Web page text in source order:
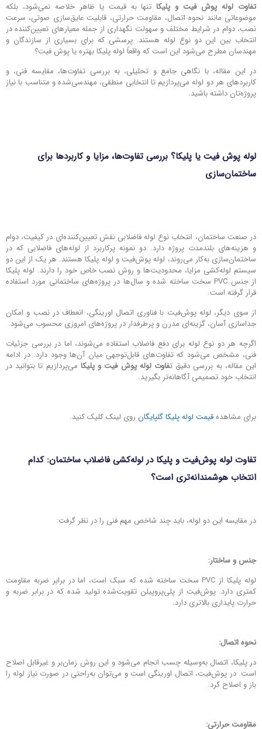
تفاوت لوله پوش فیت و پلیکاتنها به قیمت یا ظاهر خلاصه نمی‌شود، بلکه
موضوعاتی مانند نحوه اتصال، مقاومت حرارتی، قابلیت عایق‌سازی صوتی، سرعت
نصب، دوام در شرایط مختلف و سهولت نگهداری از جمله معیارهای تعیین‌کننده در
انتخاب بین این دو نوع لوله هستند. پرسشی که برای بسیاری از سازندگان و
مهندسان مطرح می‌شود این است که واقعاً لوله پلیکا بهتره یا پوش فیت؟
در این مقاله، با نگاهی جامع و تحلیلی، به بررسی تفاوت‌ها، مقایسه فنی، و
کاربردهای هر دو لوله می‌پردازیم تا انتخابی منطقی، مهندسی‌شده و متناسب با نیاز
پروژه‌تان داشته باشید.
لوله پوش فیت یا پلیکا؟ بررسی تفاوت‌ها، مزایا و کاربردها برای
ساختمان‌سازی
در صنعت ساختمان، انتخاب نوع لوله فاضلابی نقش تعیین‌کننده‌ای در کیفیت، دوام
و هزینه‌های بلندمدت پروژه دارد. دو نمونه پرکاربرد از لوله‌های فاضلابی که در
ساختمان‌سازی به‌کار می‌روند، لوله پوش‌فیت و لوله پلیکا هستند. هر یک از این دو
سیستم لوله‌کشی مزایا، محدودیت‌ها و روش نصب خاص خود را دارند. لوله پلیکا
از جنس PVC سخت ساخته شده و سال‌ها در پروژه‌های ساختمانی مورد استفاده
قرار گرفته است.
از سوی دیگر، لوله پوش‌فیت با فناوری اتصال اورینگی، انعطاف در نصب و امکان
جداسازی آسان، گزینه‌ای مدرن و پرطرفدار در پروژه‌های امروزی محسوب می‌شود.
اگرچه هر دو نوع لوله برای دفع فاضلاب استفاده می‌شوند، اما در بررسی جزئیات
فنی، مشخص می‌شود که تفاوت‌های قابل‌توجهی میان آن‌ها وجود دارد. در ادامه
این مقاله، به بررسی دقیق تفاوت لوله پوش فیت و پلیکا می‌پردازیم تا بتوانید در
انتخاب خود تصمیمی آگاهانه‌تر بگیرید.
برای مشاهدهقیمت لوله پلیکا گلپایگان روی لینک کلیک کنید.
تفاوت لوله پوش‌فیت و پلیکا در لوله‌کشی فاضلاب ساختمان: کدام
انتخاب هوشمندانه‌تری است؟
در مقایسه این دو لوله، باید چند شاخص مهم فنی را در نظر گرفت:
جنس و ساختار:
لوله پلیکا از PVC سخت ساخته شده که سبک است، اما در برابر ضربه مقاومت
کمتری دارد. پوش‌فیت از پلی‌پروپیلن تقویت‌شده تولید شده که در برابر ضربه و
حرارت پایداری بالاتری دارد.
نحوه اتصال:
در پلیکا، اتصال به‌وسیله چسب انجام می‌شود و این روش زمان‌بر و غیرقابل اصلاح
است. در پوش‌فیت، اتصال اورینگی است و می‌توان به‌راحتی در صورت نیاز لوله را
باز و اصلاح کرد.
مقاومت حرارتی: